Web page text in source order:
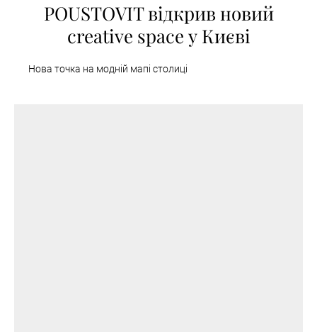
POUSTOVIT відкрив новий
creative space у Києві
Нова точка на модній мапі столиці